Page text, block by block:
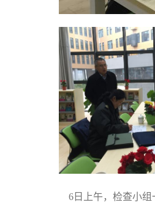
6日上午，检查小组